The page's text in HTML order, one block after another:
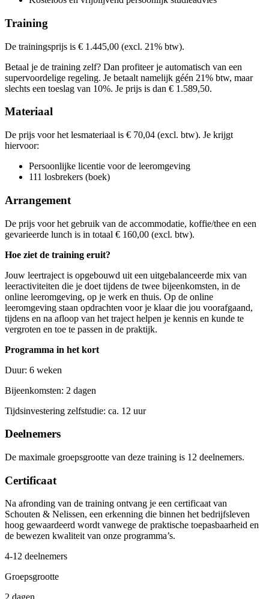
Kies deze startdatum
Lesdagen
vri25-09-20269:30 - 16:30
vri09-10-20269:30 - 16:30
Bekijk prijsopbouw
woe02-12-20269:30 - 16:30
woe16-12-20269:30 - 16:30
€ 1.675,04
Kies deze startdatum
Lesdagen
don11-03-20279:30 - 16:30
Training
De trainingsprijs is € 1.445,00 (excl. 21% btw).
Betaal je de training zelf? Dan profiteer je automatisch van een
supervoordelige regeling. Je betaalt namelijk géén 21% btw, maar
slechts een toeslag van 10%. Je prijs is dan € 1.589,50.
Materiaal
De prijs voor het lesmateriaal is € 70,04 (excl. btw). Je krijgt
hiervoor:
Persoonlijke licentie voor de leeromgeving
111 losbrekers (boek)
Arrangement
De prijs voor het gebruik van de accommodatie, koffie/thee en een
gevarieerde lunch is in totaal € 160,00 (excl. btw).
Hoe ziet de training eruit?
Jouw leertraject is opgebouwd uit een uitgebalanceerde mix van
leeractiviteiten die je doet tijdens de twee bijeenkomsten, in de
online leeromgeving, op je werk en thuis. Op de online
leeromgeving staan opdrachten voor je klaar die jou voorafgaand,
tijdens en na afloop van het traject helpen je kennis en kunde te
vergroten en toe te passen in de praktijk.
Programma in het kort
Duur: 6 weken
Bijeenkomsten: 2 dagen
Tijdsinvestering zelfstudie: ca. 12 uur
Deelnemers
De maximale groepsgrootte van deze training is 12 deelnemers.
Certificaat
Na afronding van de training ontvang je een certificaat van
Schouten & Nelissen, een erkenning die binnen het bedrijfsleven
hoog gewaardeerd wordt vanwege de praktische toepasbaarheid en
de bewezen kwaliteit van onze programma’s.
4-12 deelnemers
Groepsgrootte